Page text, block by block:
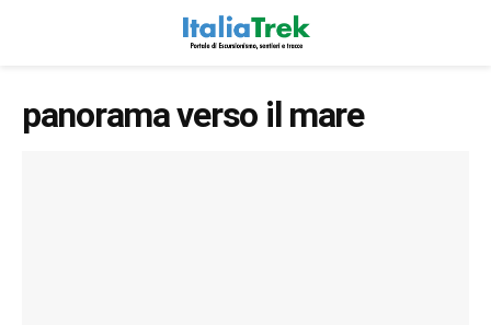
panorama verso il mare